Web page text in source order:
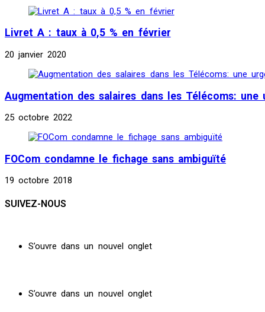
Livret A : taux à 0,5 % en février
20 janvier 2020
Augmentation des salaires dans les Télécoms: une
25 octobre 2022
FOCom condamne le fichage sans ambiguïté
19 octobre 2018
SUIVEZ-NOUS
S’ouvre dans un nouvel onglet
S’ouvre dans un nouvel onglet